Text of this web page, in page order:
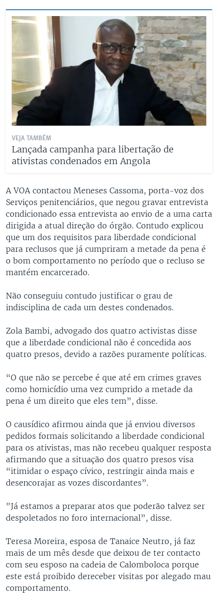
VEJA TAMBÉM
Lançada campanha para libertação de
ativistas condenados em Angola
A VOA contactou Meneses Cassoma, porta-voz dos
Serviços penitenciários, que negou gravar entrevista
condicionado essa entrevista ao envio de a uma carta
dirigida a atual direção do órgão. Contudo explicou
que um dos requisitos para liberdade condicional
para reclusos que já cumpriram a metade da pena é
o bom comportamento no período que o recluso se
mantém encarcerado.
Não conseguiu contudo justificar o grau de
indisciplina de cada um destes condenados.
Zola Bambi, advogado dos quatro activistas disse
que a liberdade condicional não é concedida aos
quatro presos, devido a razões puramente políticas.
“O que não se percebe é que até em crimes graves
como homicídio uma vez cumprido a metade da
pena é um direito que eles tem”, disse.
O causídico afirmou ainda que já enviou diversos
pedidos formais solicitando a liberdade condicional
para os ativistas, mas não recebeu qualquer resposta
afirmando que a situação dos quatro presos visa
“itimidar o espaço cívico, restringir ainda mais e
desencorajar as vozes discordantes”.
"Já estamos a preparar atos que poderão talvez ser
despoletados no foro internacional”, disse.
Teresa Moreira, esposa de Tanaice Neutro, já faz
mais de um mês desde que deixou de ter contacto
com seu esposo na cadeia de Calomboloca porque
este está proibido dereceber visitas por alegado mau
comportamento.